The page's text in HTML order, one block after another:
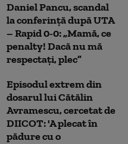
Daniel Pancu, scandal
la conferință după UTA
– Rapid 0-0: „Mamă, ce
penalty! Dacă nu mă
respectați, plec”
Episodul extrem din
dosarul lui Cătălin
Avramescu, cercetat de
DIICOT: 'A plecat în
pădure cu o